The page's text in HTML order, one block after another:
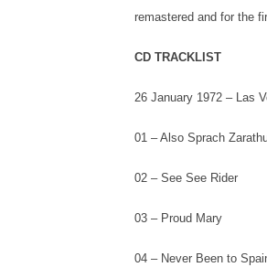
remastered and for the
CD TRACKLIST
26 January 1972 – Las
01 – Also Sprach
02 – See See Rider
03 – Proud Mary
04 – Never Been to